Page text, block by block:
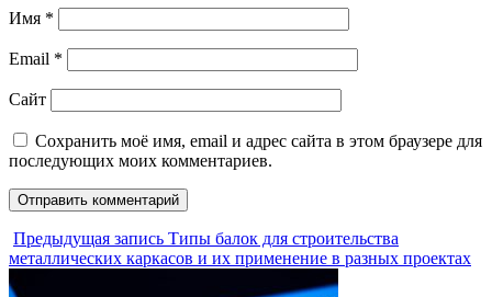
Имя *
Email *
Сайт
Сохранить моё имя, email и адрес сайта в этом браузере для
последующих моих комментариев.
Предыдущая запись Типы балок для строительства
металлических каркасов и их применение в разных проектах